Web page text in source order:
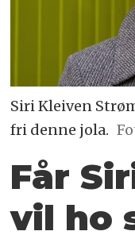
Siri Kleiven
fri denne jola.
Får
vil ho